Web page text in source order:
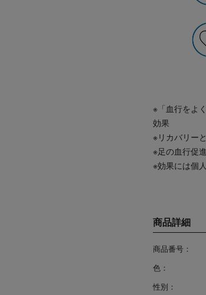
商品詳細
商品番号：
色：
性別：
※「血行をよ
効果
※リカバリー
※足の血行促
※効果には個